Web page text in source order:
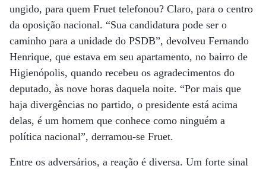
ungido, para quem Fruet telefonou? Claro, para o centro
da oposição nacional. “Sua candidatura pode ser o
caminho para a unidade do PSDB”, devolveu Fernando
Henrique, que estava em seu apartamento, no bairro de
Higienópolis, quando recebeu os agradecimentos do
deputado, às nove horas daquela noite. “Por mais que
haja divergências no partido, o presidente está acima
delas, é um homem que conhece como ninguém a
política nacional”, derramou-se Fruet.
Entre os adversários, a reação é diversa. Um forte sinal